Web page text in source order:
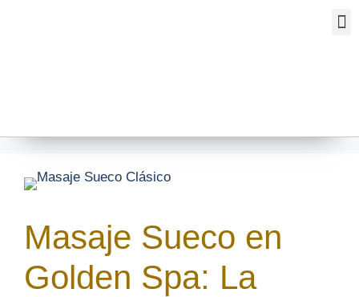
Masaje Sueco en
Golden Spa: La